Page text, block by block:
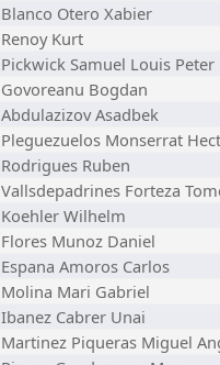
Blanco Otero Xabier
Renoy Kurt
Pickwick Samuel Louis Peter
Govoreanu Bogdan
Abdulazizov Asadbek
Pleguezuelos Monserrat
Rodrigues Ruben
Vallsdepadrines Forteza
Koehler Wilhelm
Flores Munoz Daniel
Espana Amoros Carlos
Molina Mari Gabriel
Ibanez Cabrer Unai
Martinez Piqueras Miguel